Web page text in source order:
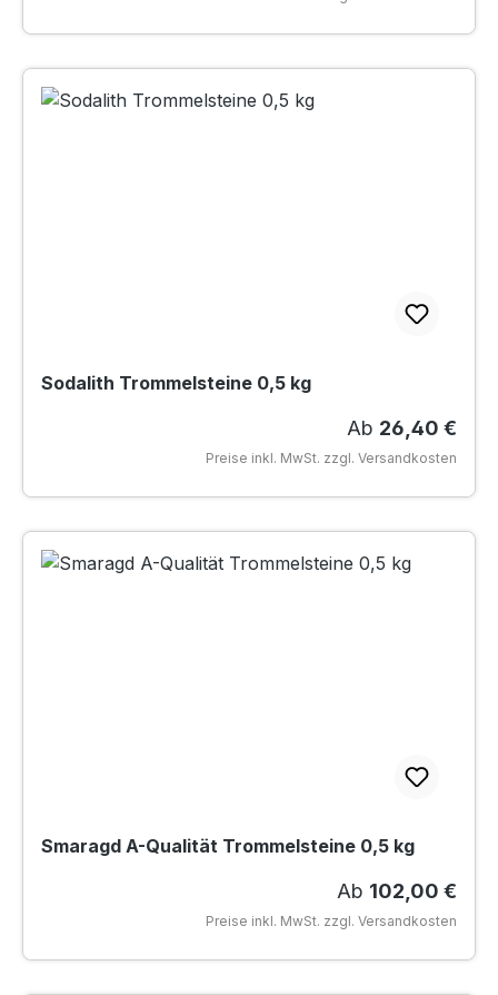
Sodalith Trommelsteine 0,5 kg
Regulärer
Ab 26,40 €
Preise inkl. MwSt. zzgl. Versandkosten
Smaragd A-Qualität Trommelsteine 0,5 kg
Regulärer Preis:
Ab 102,00 €
Preise inkl. MwSt. zzgl. Versandkosten